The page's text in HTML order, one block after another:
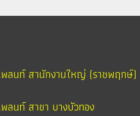
ลนท์ สานักงานใหญ่ (ราชพฤกษ์)
ลนท์ สาขา บางบัวทอง